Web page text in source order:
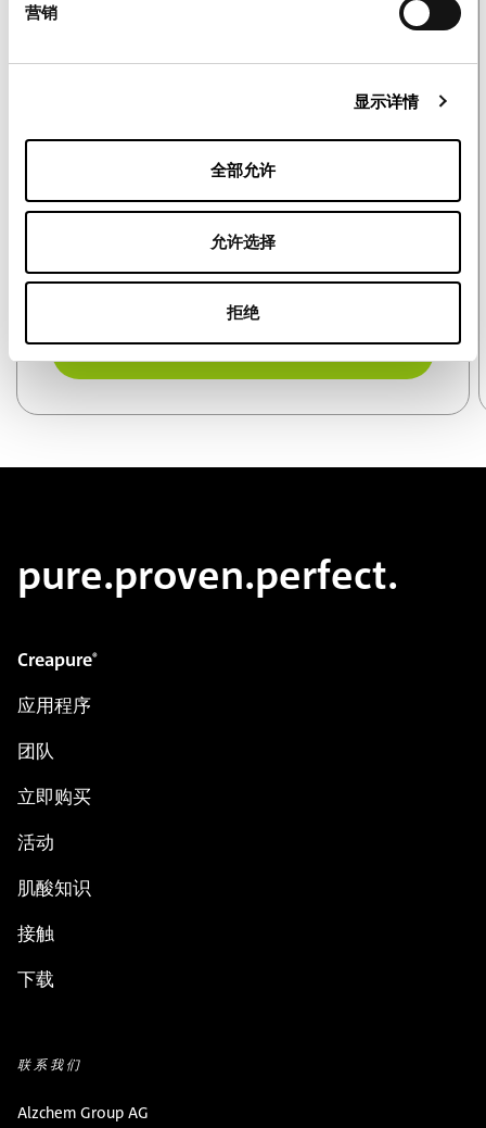
营销
显示详情
全部允许
允许选择
拒绝
🇩🇪 Deutschland
jedoch mikronisiert, löst sich daher erheblich
besser auf.
pure.proven.perfect.
Creapure®
应用程序
团队
立即购买
活动
肌酸知识
接触
下载
联系我们
Alzchem Group AG